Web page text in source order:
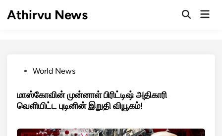
Athirvu News
OpenMain
PostedWorld News
மாஸ்கோவின் முன்னாள் பிரிட்டிஷ் அதிகாரி
வெளியிட்ட புடினின் இறுதி வியூகம்!